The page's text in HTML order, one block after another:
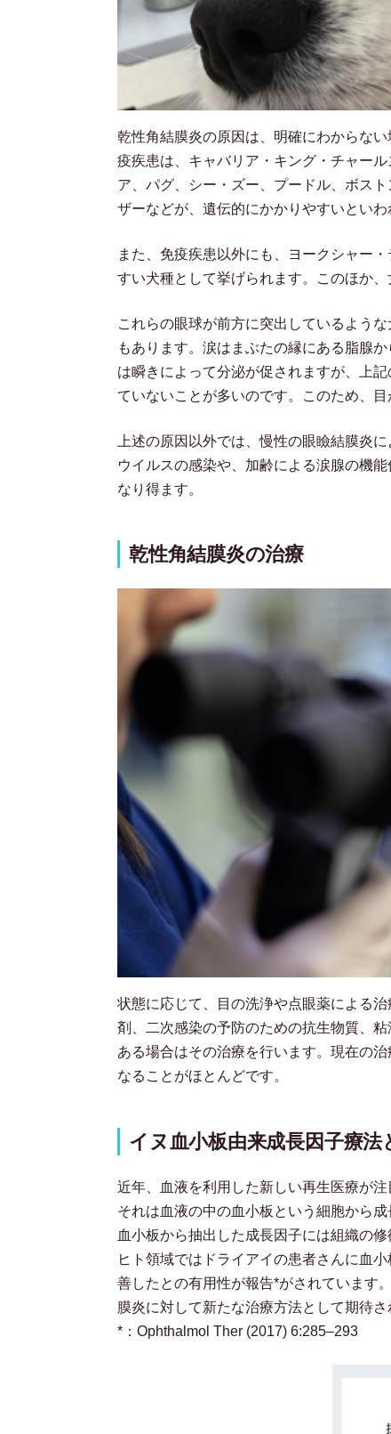
乾性角結膜炎の原因は、明確にわからな
疫疾患は、キャバリア・キング・チャー
ア、パグ、シー・ズー、プードル、ボス
ザーなどが、遺伝的にかかりやすいといわ
また、免疫疾患以外にも、ヨークシャー
すい犬種として挙げられます。このほか
これらの眼球が前方に突出しているよう
もあります。涙はまぶたの縁にある脂腺
は瞬きによって分泌が促されますが、上
ていないことが多いのです。このため、目
上述の原因以外では、慢性の眼瞼結膜炎
ウイルスの感染や、加齢による涙腺の機
なり得ます。
乾性角結膜炎の治療
状態に応じて、目の洗浄や点眼薬による
剤、二次感染の予防のための抗生物質、
ある場合はその治療を行います。現在の
なることがほとんどです。
イヌ血小板由来成長因子療法
近年、血液を利用した新しい再生医療が注
それは血液の中の血小板という細胞から
血小板から抽出した成長因子には組織の
ヒト領域ではドライアイの患者さんに血
善したとの有用性が報告*がされています
膜炎に対して新たな治療方法として期待さ
*：Ophthalmol Ther (2017) 6:285–293